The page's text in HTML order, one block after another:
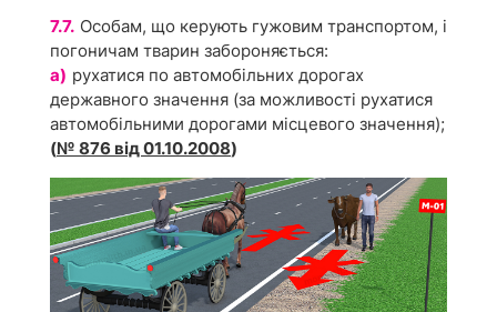
7.7. Особам, що керують гужовим транспортом, і
погоничам тварин забороняється:
а) рухатися по автомобільних дорогах
державного значення (за можливості рухатися
автомобільними дорогами місцевого значення);
(№ 876 від 01.10.2008)